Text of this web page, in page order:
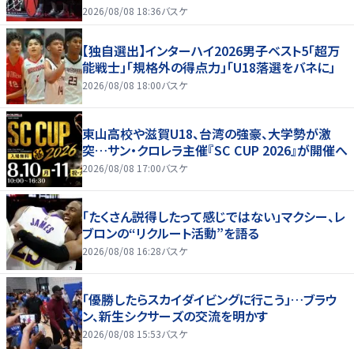
2026/08/08 18:36バスケ
【独自選出】インターハイ2026男子ベスト5「超万
能戦士」「規格外の得点力」「U18落選をバネに」
2026/08/08 18:00バスケ
東山高校や滋賀U18、台湾の強豪、大学勢が激
突…サン・クロレラ主催『SC CUP 2026』が開催へ
2026/08/08 17:00バスケ
「たくさん説得したって感じではない」マクシー、レ
ブロンの“リクルート活動”を語る
2026/08/08 16:28バスケ
「優勝したらスカイダイビングに行こう」…ブラウ
ン、新生シクサーズの交流を明かす
2026/08/08 15:53バスケ